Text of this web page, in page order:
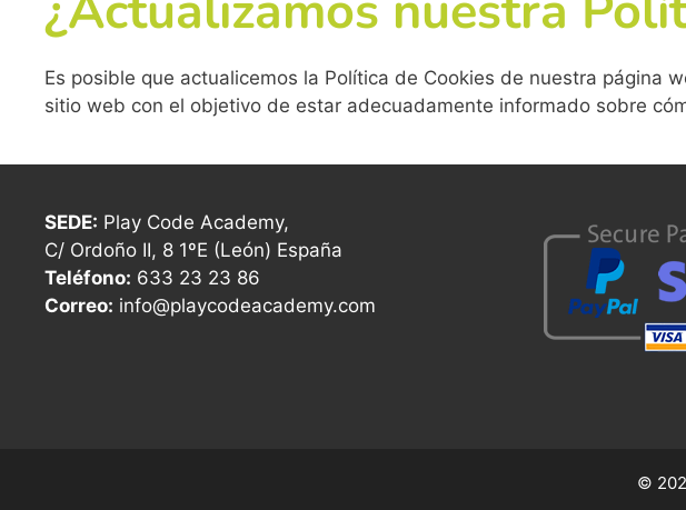
Es posible que actualicemos la Política de Cookies de nuestra página
sitio web con el objetivo de estar adecuadamente informado sobre
SEDE: Play Code Academy,
C/ Ordoño II, 8 1ºE (León) España
Teléfono: 633 23 23 86
Correo: info@playcodeacademy.com
©